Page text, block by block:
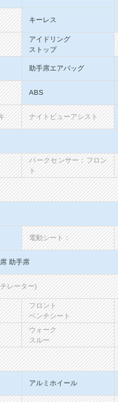
キーレス
アイドリング
ストップ
助手席エアバッグ
ABS
ナイトビューアシスト
パークセンサー：フロン
ト
電動シート：
助手席
レーター)
フロント
ベンチシート
ウォーク
スルー
アルミホイール